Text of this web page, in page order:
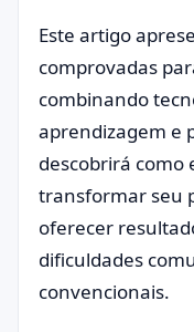
Este artigo
comprovadas
combinando
aprendizagem e
descobrirá como
transformar seu
oferecer
dificuldades
convencionais.